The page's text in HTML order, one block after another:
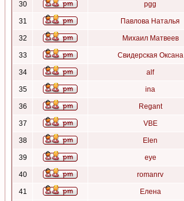
30 pgg
31 Павлова Наталья
32 Михаил Матвеев
33 Свидерская Оксана
34 alf
35 ina
36 Regant
37 VBE
38 Elen
39 eye
40 romanrv
41 Елена